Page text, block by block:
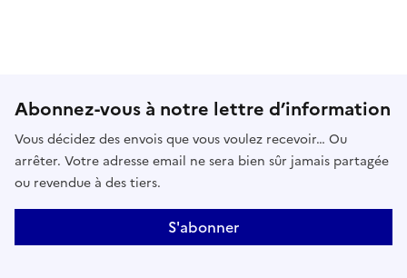
Abonnez-vous à notre lettre d’information
Vous décidez des envois que vous voulez recevoir… Ou
arrêter. Votre adresse email ne sera bien sûr jamais partagée
ou revendue à des tiers.
S'abonner